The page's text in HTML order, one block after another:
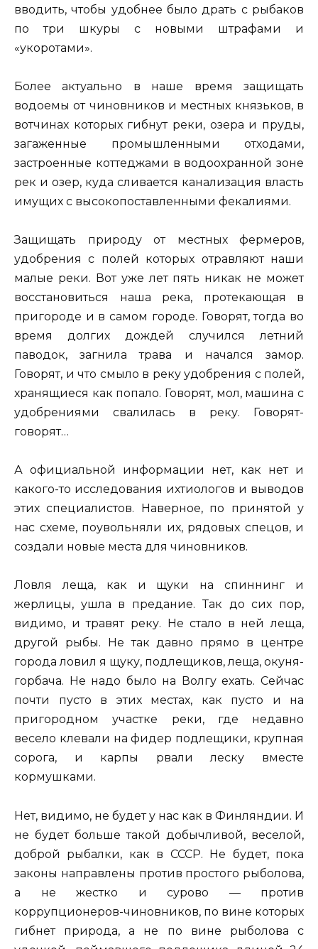
вводить, чтобы удобнее было драть с рыбаков
по три шкуры с новыми штрафами и
«укоротами».
Более актуально в наше время защищать
водоемы от чиновников и местных князьков, в
вотчинах которых гибнут реки, озера и пруды,
загаженные промышленными отходами,
застроенные коттеджами в водоохранной зоне
рек и озер, куда сливается канализация власть
имущих с высокопоставленными фекалиями.
Защищать природу от местных фермеров,
удобрения с полей которых отравляют наши
малые реки. Вот уже лет пять никак не может
восстановиться наша река, протекающая в
пригороде и в самом городе. Говорят, тогда во
время долгих дождей случился летний
паводок, загнила трава и начался замор.
Говорят, и что смыло в реку удобрения с полей,
хранящиеся как попало. Говорят, мол, машина с
удобрениями свалилась в реку. Говорят-
говорят…
А официальной информации нет, как нет и
какого-то исследования ихтиологов и выводов
этих специалистов. Наверное, по принятой у
нас схеме, поувольняли их, рядовых спецов, и
создали новые места для чиновников.
Ловля леща, как и щуки на спиннинг и
жерлицы, ушла в предание. Так до сих пор,
видимо, и травят реку. Не стало в ней леща,
другой рыбы. Не так давно прямо в центре
города ловил я щуку, подлещиков, леща, окуня-
горбача. Не надо было на Волгу ехать. Сейчас
почти пусто в этих местах, как пусто и на
пригородном участке реки, где недавно
весело клевали на фидер подлещики, крупная
сорога, и карпы рвали леску вместе
кормушками.
Нет, видимо, не будет у нас как в Финляндии. И
не будет больше такой добычливой, веселой,
доброй рыбалки, как в СССР. Не будет, пока
законы направлены против простого рыболова,
а не жестко и сурово — против
коррупционеров-чиновников, по вине которых
гибнет природа, а не по вине рыболова с